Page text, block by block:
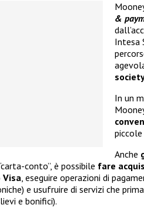
&
Intesa
In un
Anche
conto”, è possibile fare
Visa, eseguire operazioni di
e usufruire di servizi che
e bonifici).